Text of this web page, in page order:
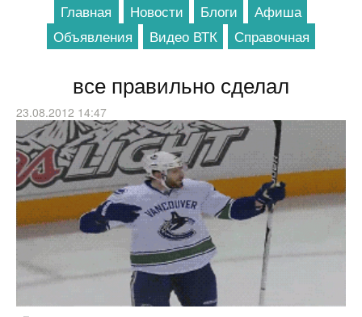
Главная Новости Блоги
Афиша
Объявления
Видео ВТК Справочная
все правильно сделал
23.08.2012 14:47